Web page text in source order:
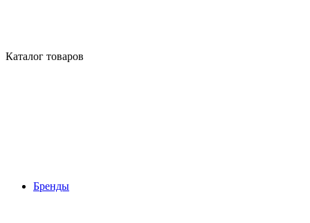
Каталог товаров
Бренды